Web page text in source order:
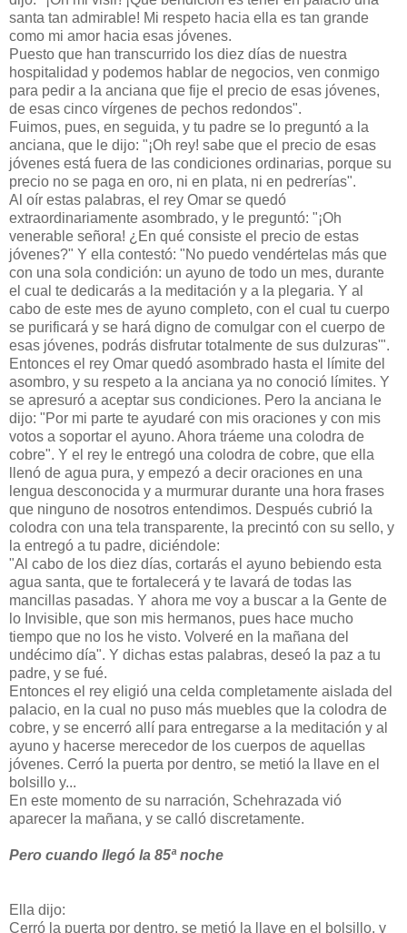
santa tan admirable! Mi respeto hacia ella es tan grande
como mi amor hacia esas jóvenes.
Puesto que han transcurrido los diez días de nuestra
hospitalidad y podemos hablar de negocios, ven conmigo
para pedir a la anciana que fije el precio de esas jóvenes,
de esas cinco vírgenes de pechos redondos".
Fuimos, pues, en seguida, y tu padre se lo preguntó a la
anciana, que le dijo: "¡Oh rey! sabe que el precio de esas
jóvenes está fuera de las condiciones ordinarias, porque su
precio no se paga en oro, ni en plata, ni en pedrerías".
Al oír estas palabras, el rey Omar se quedó
extraordinariamente asombrado, y le preguntó: "¡Oh
venerable señora! ¿En qué consiste el precio de estas
jóvenes?" Y ella contestó: "No puedo vendértelas más que
con una sola condición: un ayuno de todo un mes, durante
el cual te dedicarás a la meditación y a la plegaria. Y al
cabo de este mes de ayuno completo, con el cual tu cuerpo
se purificará y se hará digno de comulgar con el cuerpo de
esas jóvenes, podrás disfrutar totalmente de sus dulzuras'".
Entonces el rey Omar quedó asombrado hasta el límite del
asombro, y su respeto a la anciana ya no conoció límites. Y
se apresuró a aceptar sus condiciones. Pero la anciana le
dijo: "Por mi parte te ayudaré con mis oraciones y con mis
votos a soportar el ayuno. Ahora tráeme una colodra de
cobre". Y el rey le entregó una colodra de cobre, que ella
llenó de agua pura, y empezó a decir oraciones en una
lengua desconocida y a murmurar durante una hora frases
que ninguno de nosotros entendimos. Después cubrió la
colodra con una tela transparente, la precintó con su sello, y
la entregó a tu padre, diciéndole:
"Al cabo de los diez días, cortarás el ayuno bebiendo esta
agua santa, que te fortalecerá y te lavará de todas las
mancillas pasadas. Y ahora me voy a buscar a la Gente de
lo Invisible, que son mis hermanos, pues hace mucho
tiempo que no los he visto. Volveré en la mañana del
undécimo día". Y dichas estas palabras, deseó la paz a tu
padre, y se fué.
Entonces el rey eligió una celda completamente aislada del
palacio, en la cual no puso más muebles que la colodra de
cobre, y se encerró allí para entregarse a la meditación y al
ayuno y hacerse merecedor de los cuerpos de aquellas
jóvenes. Cerró la puerta por dentro, se metió la llave en el
bolsillo y...
En este momento de su narración, Schehrazada vió
aparecer la mañana, y se calló discretamente.
Pero cuando llegó la 85ª noche
Ella dijo:
Cerró la puerta por dentro, se metió la llave en el bolsillo, y